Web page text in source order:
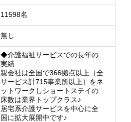
11598名
無し
◆介護福祉サービスでの長年の
実績
親会社は全国で366拠点以上（全
サービス計715事業所以上）をネ
ットワークしショートステイの
床数は業界トップクラス♪
居宅系介護サービスを中心に全
国に拡大展開中です♪